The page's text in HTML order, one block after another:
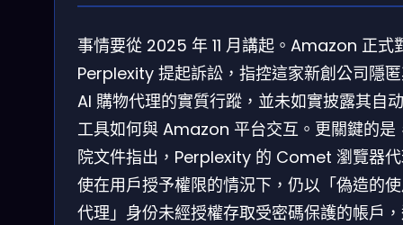
事情要從 2025 年 11 月講起。Amazon 正式
Perplexity 提起訴訟，指控這家新創公司隱
AI 購物代理的實質行蹤，並未如實披露其自
工具如何與 Amazon 平台交互。更關鍵的是
院文件指出，Perplexity 的 Comet 瀏覽器
使在用戶授予權限的情況下，仍以「偽造的
代理」身份未經授權存取受密碼保護的帳戶